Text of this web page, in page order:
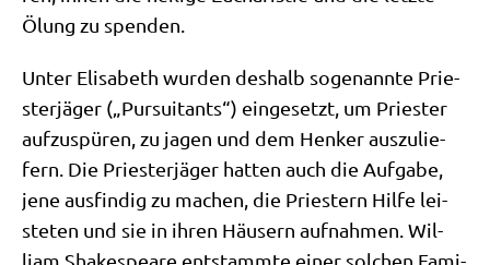
Ölung zu spenden.
Unter Eli­sa­beth wur­den des­halb soge­nann­te Prie­
ster­jä­ger („Pur­suitants“) ein­ge­setzt, um Prie­ster
auf­zu­spü­ren, zu jagen und dem Hen­ker aus­zu­lie­
fern. Die Prie­ster­jä­ger hat­ten auch die Auf­ga­be,
jene aus­fin­dig zu machen, die Prie­stern Hil­fe lei­
ste­ten und sie in ihren Häu­sern auf­nah­men. Wil­